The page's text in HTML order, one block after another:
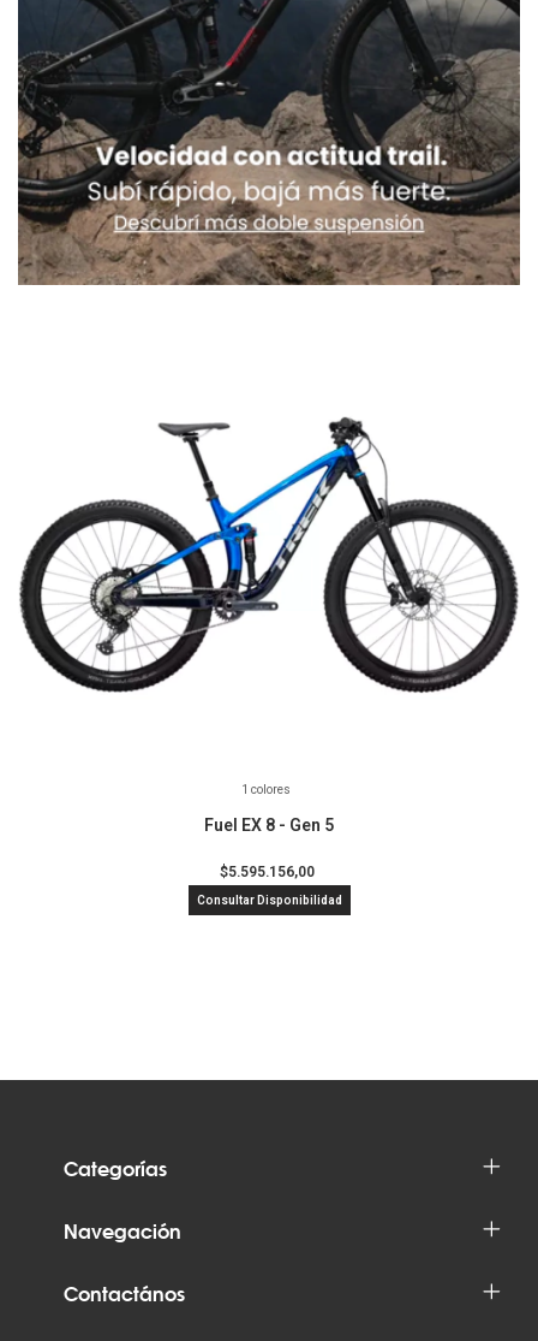
1 colores
Fuel EX 8 - Gen 5
$5.595.156,00
Consultar Disponibilidad
Categorías
Navegación
Contactános